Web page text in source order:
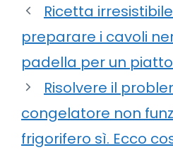
Ricetta
preparare i cavoli
padella per un
Risolvere il
congelatore non
frigorifero sì. Ecco